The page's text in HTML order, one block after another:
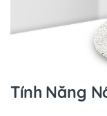
Tính Năng